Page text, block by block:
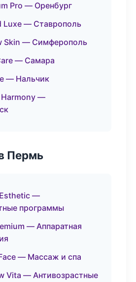
Pro — Оренбург
Luxe — Ставрополь
Skin — Симферополь
— Самара
— Нальчик
Harmony —
Пермь
—
программы
— Аппаратная
— Массаж и спа
Vita — Антивозрастные